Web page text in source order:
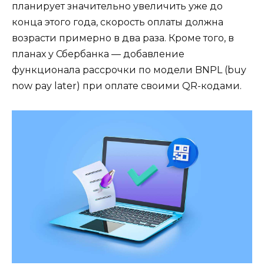
планирует значительно увеличить уже до
конца этого года, скорость оплаты должна
возрасти примерно в два раза. Кроме того, в
планах у Сбербанка — добавление
функционала рассрочки по модели BNPL (buy
now pay later) при оплате своими QR-кодами.